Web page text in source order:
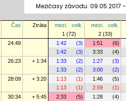
Mezičasy závodu: 09.05.2017 -
Čas Ztráta mezi. celk. mezi. celk.
1 (72) 2 (33)
24:49 1:42 (3) 1:51 (6)
1:42 (3) 3:33 (4)
26:23 + 1:34 1:33 (2) 1:27 (3)
1:33 (2) 3:00 (2)
28:09 + 3:20 1:13 (1) 1:46 (5)
1:13 (1) 2:59 (1)
30:34 + 5:45 2:33 (5) 1:28 (4)